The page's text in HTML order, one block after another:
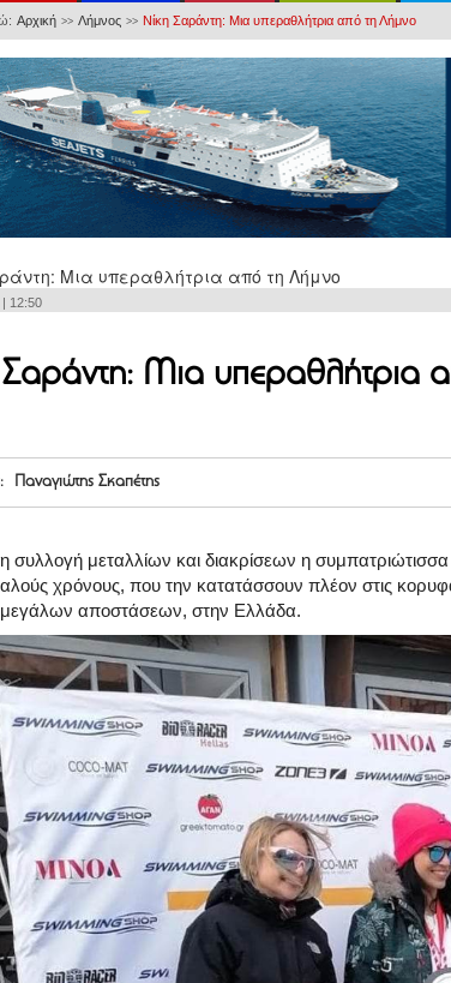
Αρχική >> Λήμνος >> Νίκη Σαράντη: Μια υπεραθλήτρια από τη Λήμνο
12:50
Σαράντη: Μια υπεραθλήτρια
Παναγιώτης Σκαπέτης
συλλογή μεταλλίων και διακρίσεων η
χρόνους, που την κατατάσσουν πλέον στις
μεγάλων αποστάσεων, στην Ελλάδα.